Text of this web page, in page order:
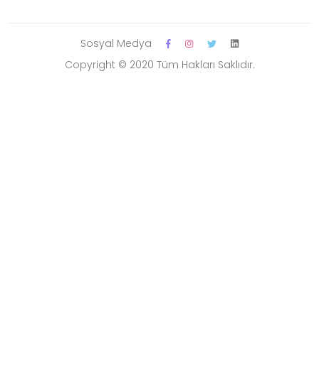
Copyright © 2020 Tüm Hakları Saklıdır.
Sosyal Medya